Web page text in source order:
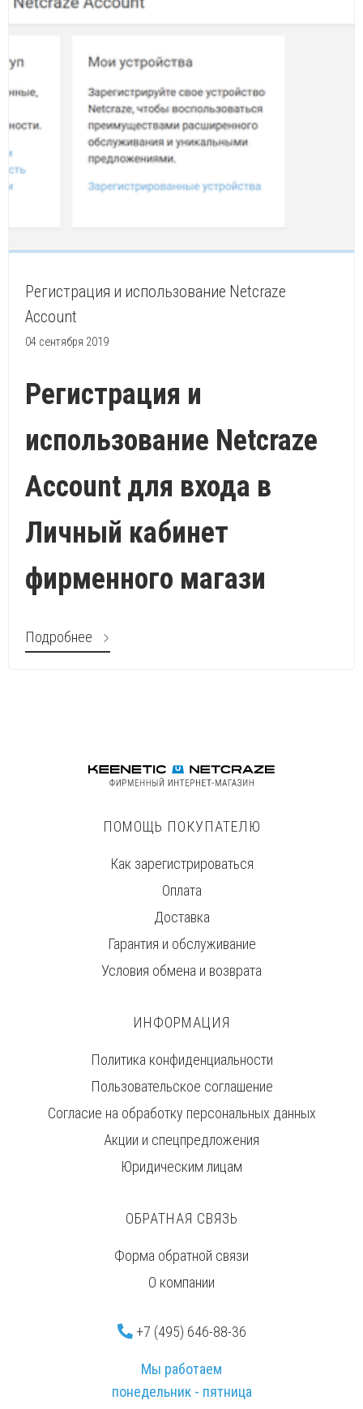
Регистрация и использование Netcraze
Account
04 сентября 2019
Регистрация и
использование Netcraze
Account для входа в
Личный кабинет
фирменного магази
Подробнее
ПОМОЩЬ ПОКУПАТЕЛЮ
Как зарегистрироваться
Оплата
Доставка
Гарантия и обслуживание
Условия обмена и возврата
ИНФОРМАЦИЯ
Политика конфиденциальности
Пользовательское соглашение
Согласие на обработку персональных данных
Акции и спецпредложения
Юридическим лицам
ОБРАТНАЯ СВЯЗЬ
Форма обратной связи
О компании
+7 (495) 646-88-36
Мы работаем
понедельник - пятница